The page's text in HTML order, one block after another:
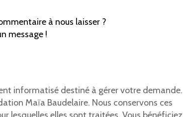
à nous laisser ?
message !
informatisé destiné à gérer votre demande.
Maïa Baudelaire. Nous conservons ces